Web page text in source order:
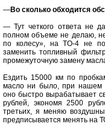
—Во сколько обходится
— Тут четкого ответа не
полном объеме не делаю,
по колесу», на TO-4 не
заменить топливный
промежуточную замену
Ездить 15000 км по
масло ни было, при нашем
оно быстро вырабатывает
рублей, экономя 2500
третьих, я меняю
предписывается менять на